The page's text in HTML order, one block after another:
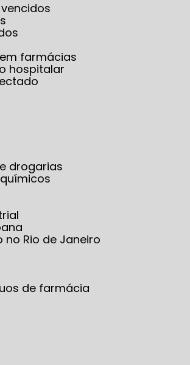
em farmácias
hospitalar
drogarias
no Rio de Janeiro
de farmácia